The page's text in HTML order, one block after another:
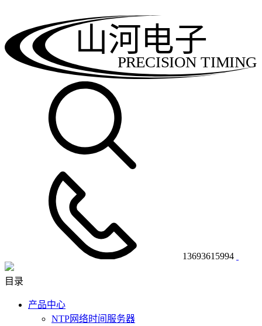
PRECISION TIMING
山河电子
13693615994
目录
产品中心
NTP网络时间服务器